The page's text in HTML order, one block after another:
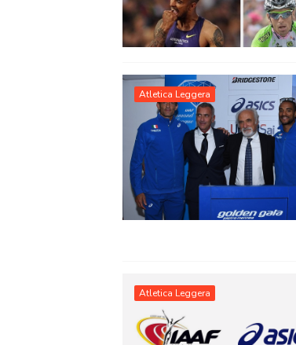
Atletica Leggera
Atletica Leggera